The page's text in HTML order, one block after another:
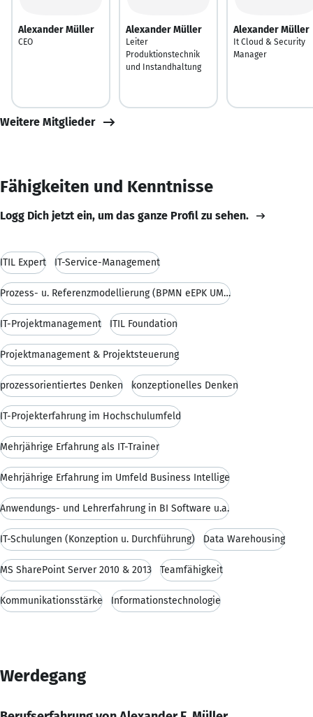
Alexander Müller
CEO
Alexander Müller
Leiter
Produktionstechnik
und Instandhaltung
Alexander Müller
It Cloud & Security
Manager
Weitere Mitglieder
Fähigkeiten und Kenntnisse
Logg Dich jetzt ein, um das ganze Profil zu sehen.
ITIL Expert IT-Service-Management
Prozess- u. Referenzmodellierung (BPMN eEPK UML PI
IT-Projektmanagement ITIL Foundation
Projektmanagement & Projektsteuerung
prozessorientiertes Denken konzeptionelles Denken
IT-Projekterfahrung im Hochschulumfeld
Mehrjährige Erfahrung als IT-Trainer
Mehrjährige Erfahrung im Umfeld Business Intellige
Anwendungs- und Lehrerfahrung in BI Software u.a.
IT-Schulungen (Konzeption u. Durchführung) Data Warehousing
MS SharePoint Server 2010 & 2013 Teamfähigkeit
Kommunikationsstärke Informationstechnologie
Werdegang